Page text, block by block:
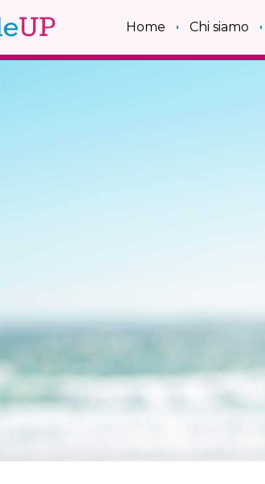
Home Chi siamo